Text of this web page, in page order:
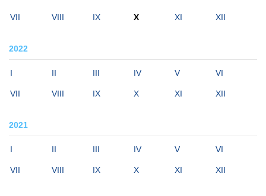
VII VIII IX X XI XII
2022
I II III IV V VI
VII VIII IX X XI XII
2021
I II III IV V VI
VII VIII IX X XI XII